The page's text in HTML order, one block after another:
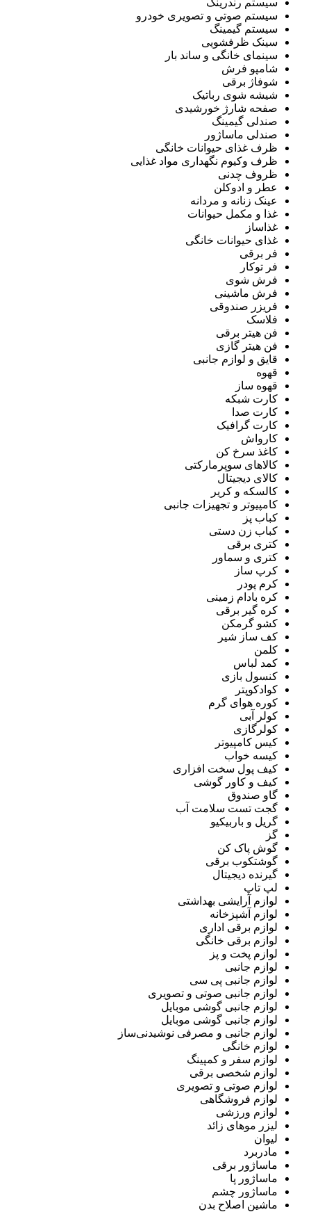
سیستم رندرینگ
سیستم صوتی و تصویری خودرو
سیستم گیمینگ
سینک ظرفشویی
سینمای خانگی و ساند بار
شامپو فرش
شوفاژ برقی
شیشه شوی رباتیک
صفحه شارژ خورشیدی
صندلی گیمینگ
صندلی ماساژور
ظرف غذای حیوانات خانگی
ظرف وکیوم نگهداری مواد غذایی
ظروف چدنی
عطر و ادوکلن
عینک زنانه و مردانه
غذا و مکمل حیوانات
غذاساز
غذای حیوانات خانگی
فر برقی
فر توکار
فرش شوی
فرش ماشینی
فریزر صندوقی
فلاسک
فن هیتر برقی
فن هیتر گازی
قایق و لوازم جانبی
قهوه
قهوه ساز
کارت شبکه
کارت صدا
کارت گرافیک
کارواش
کاغذ سرخ کن
کالاهای سوپرمارکتی
کالای دیجیتال
کالسکه و کریر
کامپیوتر و تجهیزات جانبی
کباب پز
کباب زن دستی
کتری برقی
کتری و سماور
کرپ ساز
کرم پودر
کره بادام زمینی
کره گیر برقی
کشو گرمکن
کف ساز شیر
کلمن
کمد لباس
کنسول بازی
کوادکوپتر
کوره هوای گرم
کولر آبی
کولرگازی
کیس کامپیوتر
کیسه خواب
کیف پول سخت افزاری
کیف و کاور گوشی
گاو صندوق
گجت تست سلامت آب
گریل و باربیکیو
گز
گوش پاک کن
گوشتکوب برقی
گیرنده دیجیتال
لپ تاپ
لوازم آرایشی بهداشتی
لوازم آشپزخانه
لوازم برقی اداری
لوازم برقی خانگی
لوازم پخت و پز
لوازم جانبی
لوازم جانبی پی سی
لوازم جانبی صوتی و تصویری
لوازم جانبی گوشی موبایل
لوازم جانبی گوشی موبایل
لوازم جانبی و مصرفی نوشیدنی‌ساز
لوازم خانگی
لوازم سفر و کمپینگ
لوازم شخصی برقی
لوازم صوتی و تصویری
لوازم فروشگاهی
لوازم ورزشی
لیزر موهای زائد
لیوان
مادربرد
ماساژور برقی
ماساژور پا
ماساژور چشم
ماشین اصلاح بدن